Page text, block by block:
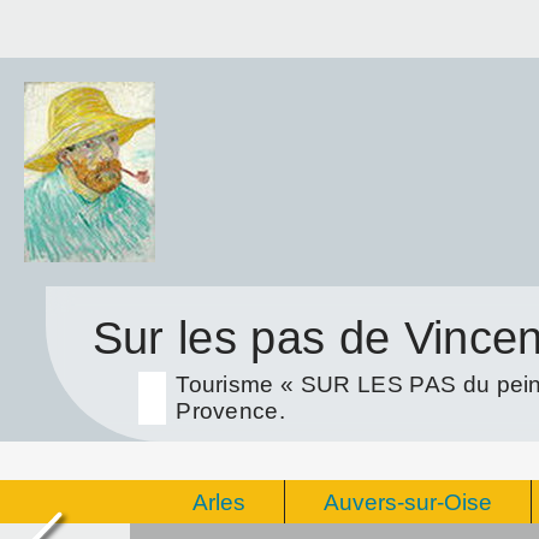
Sur les pas de
Tourisme « SUR LES PAS du
Provence.
Arles Auvers-sur-Oise